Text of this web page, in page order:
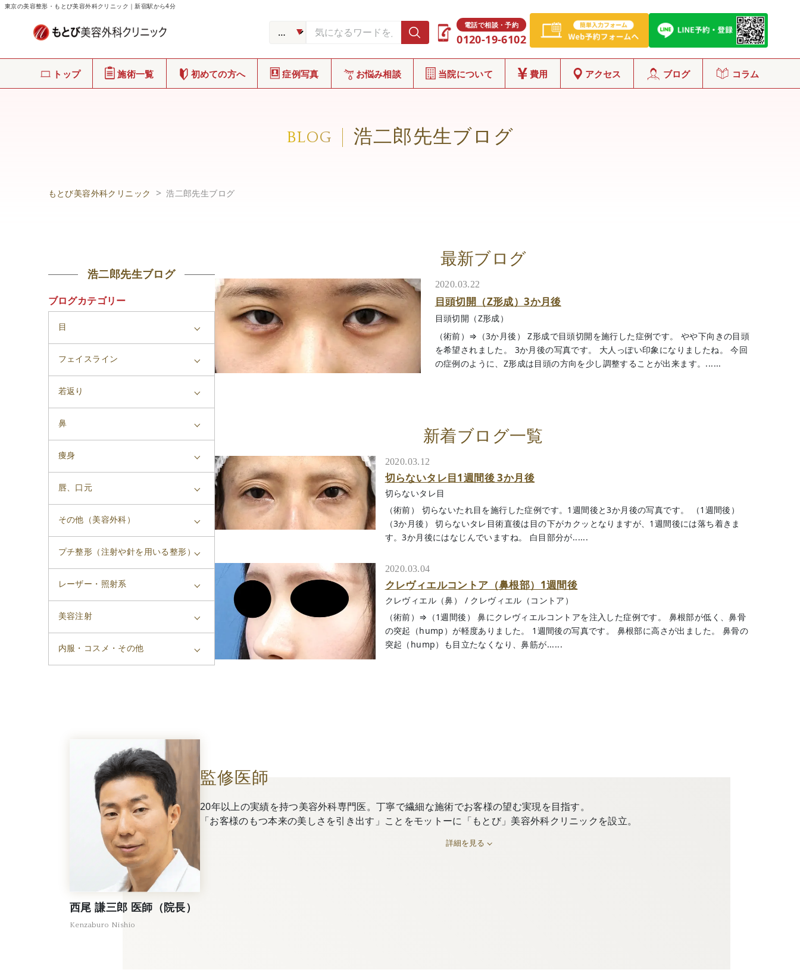
東京の美容整形・もとび美容外科クリニック｜新宿駅から4分
電話で相談・予約
0120-19-6102
トップ 施術一覧 初めての方へ 症例写真 お悩み相談 当院について 費用 アクセス ブログ コラム
BLOG 浩二郎先生ブログ
もとび美容外科クリニック 浩二郎先生ブログ
浩二郎先生ブログ
ブログカテゴリー
目
フェイスライン
若返り
鼻
痩身
唇、口元
その他（美容外科）
プチ整形（注射や針を用いる整形）
レーザー・照射系
美容注射
内服・コスメ・その他
最新ブログ
2020.03.22
目頭切開（Z形成）3か月後
目頭切開（Z形成）
（術前）⇒（3か月後） Z形成で目頭切開を施行した症例です。 やや下向きの目頭
を希望されました。 3か月後の写真です。 大人っぽい印象になりましたね。 今回
の症例のように、Z形成は目頭の方向を少し調整することが出来ます。......
新着ブログ一覧
2020.03.12
切らないタレ目1週間後 3か月後
切らないタレ目
（術前） 切らないたれ目を施行した症例です。1週間後と3か月後の写真です。 （1週間後）
（3か月後） 切らないタレ目術直後は目の下がカクッとなりますが、1週間後には落ち着きま
す。3か月後にはなじんでいますね。 白目部分が......
2020.03.04
クレヴィエルコントア（鼻根部）1週間後
クレヴィエル（鼻） / クレヴィエル（コントア）
（術前）⇒（1週間後） 鼻にクレヴィエルコントアを注入した症例です。 鼻根部が低く、鼻骨
の突起（hump）が軽度ありました。 1週間後の写真です。 鼻根部に高さが出ました。 鼻骨の
突起（hump）も目立たなくなり、鼻筋が......
監修医師
20年以上の実績を持つ美容外科専門医。丁寧で繊細な施術でお客様の望む実現を目指す。
「お客様のもつ本来の美しさを引き出す」ことをモットーに「もとび」美容外科クリニックを設立。
詳細を見る
西尾 謙三郎 医師（院長）
Kenzaburo Nishio